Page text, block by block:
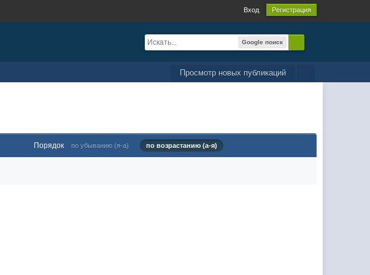
Вход Регистрация
Google поиск
Просмотр новых публикаций
Порядок по убыванию (я-а) по возрастанию (а-я)